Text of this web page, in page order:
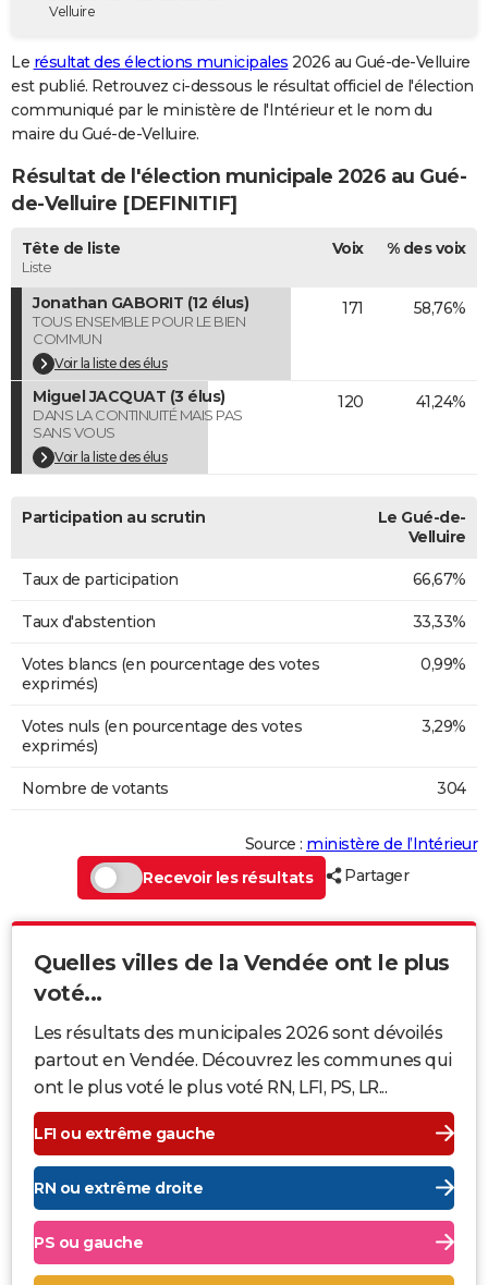
Destinations
City break
Voyage nature
Voyage de noces
Forum
GUIDES D'ACHAT
BONS PLANS
Carte de Noël
Carte Bonne année
Carte Saint-Valentin
Carte Pâques
Carte d'anniversaire
DICTIONNAIRE
Dictionnaire
Biographies
Citations
Expressions
Proverbes
PROGRAMME TV
COPAINS D'AVANT
S'inscrire
Se connecter
Lycées
Collèges
Primaires
Universités
Entreprises
Service militaire
Avis de recherche
AVIS DE DÉCÈS
FORUM
Bricolage
Lifestyle
Culture
Sport
Auto
Television
Voyage
Cinema
Velluire
Le résultat des élections municipales 2026 au Gué-de-Velluire
est publié. Retrouvez ci-dessous le résultat officiel de l'élection
communiqué par le ministère de l'Intérieur et le nom du
maire du Gué-de-Velluire.
Résultat de l'élection municipale 2026 au Gué-
de-Velluire [DEFINITIF]
Tête de liste
Liste
Voix % des voix
Jonathan GABORIT (12 élus)
TOUS ENSEMBLE POUR LE BIEN
COMMUN
Voir la liste des élus
171 58,76%
Miguel JACQUAT (3 élus)
DANS LA CONTINUITÉ MAIS PAS
SANS VOUS
Voir la liste des élus
120 41,24%
Participation au scrutin
Le Gué-de-
Velluire
Taux de participation 66,67%
Taux d'abstention 33,33%
Votes blancs (en pourcentage des votes
exprimés)
0,99%
Votes nuls (en pourcentage des votes
exprimés)
3,29%
Nombre de votants 304
Source : ministère de l’Intérieur
Recevoir les résultats
Partager
Quelles villes de la Vendée ont le plus
voté...
Les résultats des municipales 2026 sont dévoilés
partout en Vendée. Découvrez les communes qui
ont le plus voté le plus voté RN, LFI, PS, LR...
LFI ou extrême gauche
RN ou extrême droite
PS ou gauche